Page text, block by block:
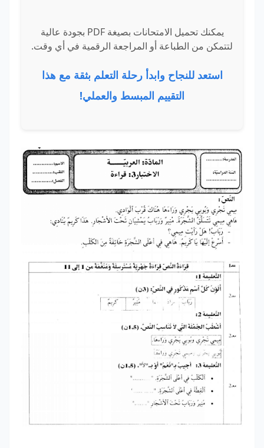
يمكنك تحميل الامتحانات بصيغة PDF بجودة عالية
لتتمكن من الطباعة أو المراجعة الرقمية في أي وقت.
استعد للنجاح وابدأ رحلة التعلم بثقة مع هذا
التقييم المبسط والعملي!